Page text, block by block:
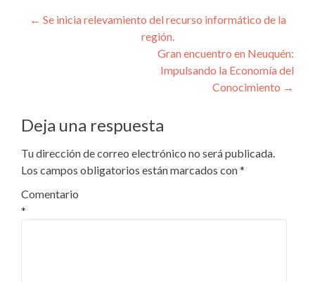
Navegación
← Se inicia relevamiento del recurso informático de la
región.
Gran encuentro en Neuquén:
Impulsando la Economía del
Conocimiento →
Deja una respuesta
Tu dirección de correo electrónico no será publicada.
Los campos obligatorios están marcados con*
Comentario
*